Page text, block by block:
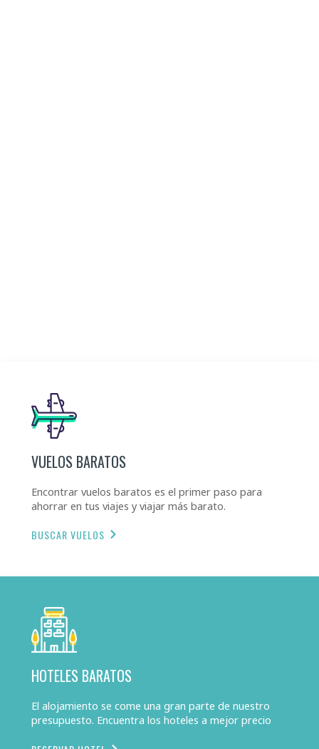
VUELOS BARATOS
Encontrar vuelos baratos es el primer paso para
ahorrar en tus viajes y viajar más barato.
BUSCAR VUELOS
HOTELES BARATOS
El alojamiento se come una gran parte de nuestro
presupuesto. Encuentra los hoteles a mejor precio